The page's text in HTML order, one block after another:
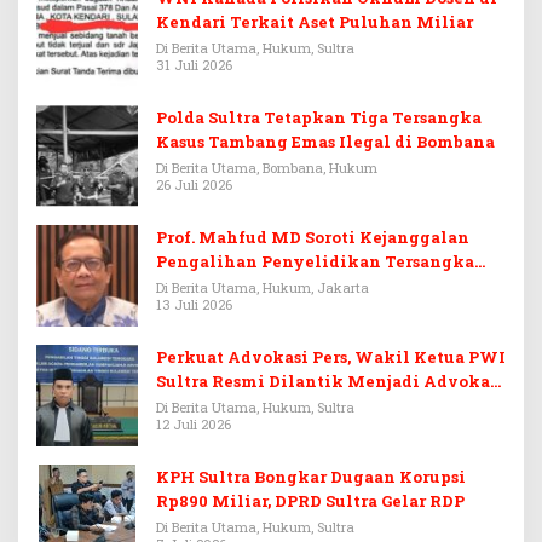
Kendari Terkait Aset Puluhan Miliar
Di Berita Utama, Hukum, Sultra
31 Juli 2026
Polda Sultra Tetapkan Tiga Tersangka
Kasus Tambang Emas Ilegal di Bombana
Di Berita Utama, Bombana, Hukum
26 Juli 2026
Prof. Mahfud MD Soroti Kejanggalan
Pengalihan Penyelidikan Tersangka
Febrie Adriansyah
Di Berita Utama, Hukum, Jakarta
13 Juli 2026
Perkuat Advokasi Pers, Wakil Ketua PWI
Sultra Resmi Dilantik Menjadi Advokat
PERADI
Di Berita Utama, Hukum, Sultra
12 Juli 2026
KPH Sultra Bongkar Dugaan Korupsi
Rp890 Miliar, DPRD Sultra Gelar RDP
Di Berita Utama, Hukum, Sultra